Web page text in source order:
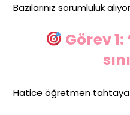
Bazılarınız sorumluluk
Görev
Hatice öğretmen tahtaya